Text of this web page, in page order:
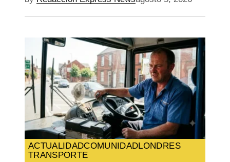
ACTUALIDADCOMUNIDADLONDRES
TRANSPORTE